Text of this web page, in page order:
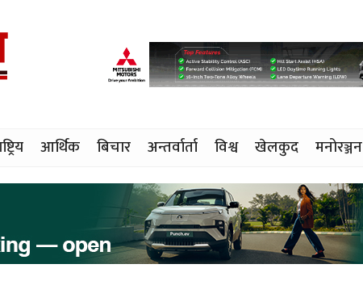
आर्थिक बिचार अन्तर्वार्ता विश्व खेलकुद
मनोरञ्जन